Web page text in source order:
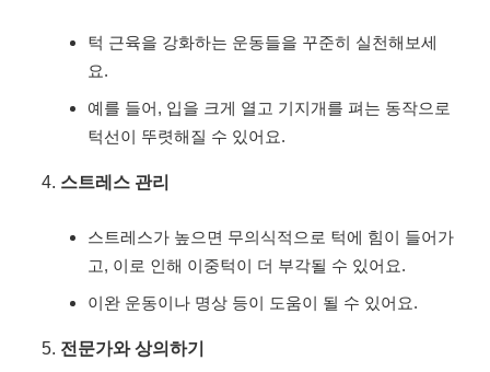
턱 근육을 강화하는 운동들을 꾸준히 실천해보세
요.
예를 들어, 입을 크게 열고 기지개를 펴는 동작으로
턱선이 뚜렷해질 수 있어요.
스트레스 관리
스트레스가 높으면 무의식적으로 턱에 힘이 들어가
고, 이로 인해 이중턱이 더 부각될 수 있어요.
이완 운동이나 명상 등이 도움이 될 수 있어요.
전문가와 상의하기